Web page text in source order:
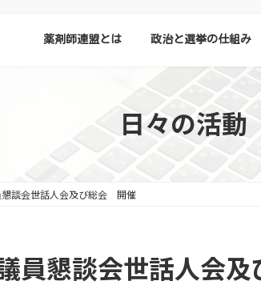
薬剤師連盟とは 政治と選挙の仕組み
日々の活動
懇談会世話人会及び総会 開催
員懇談会世話人会及